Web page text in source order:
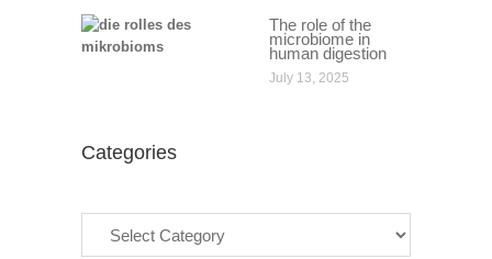
The role of the
microbiome in
human digestion
July 13, 2025
Categories